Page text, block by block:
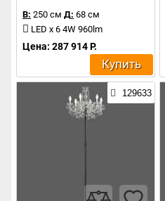
В: 250 см Д: 68 см
LED x 6 4W 960lm
Цена: 287 914 Р.
Купить
129633